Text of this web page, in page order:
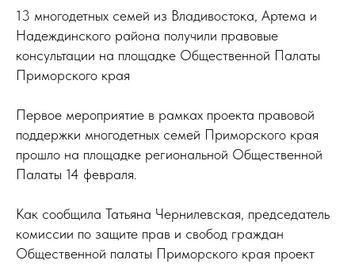
13 многодетных семей из Владивостока, Артема и
Надеждинского района получили правовые
консультации на площадке Общественной Палаты
Приморского края
Первое мероприятие в рамках проекта правовой
поддержки многодетных семей Приморского края
прошло на площадке региональной Общественной
Палаты 14 февраля.
Как сообщила Татьяна Чернилевская, председатель
комиссии по защите прав и свобод граждан
Общественной палаты Приморского края проект